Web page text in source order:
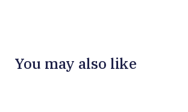
You may also like